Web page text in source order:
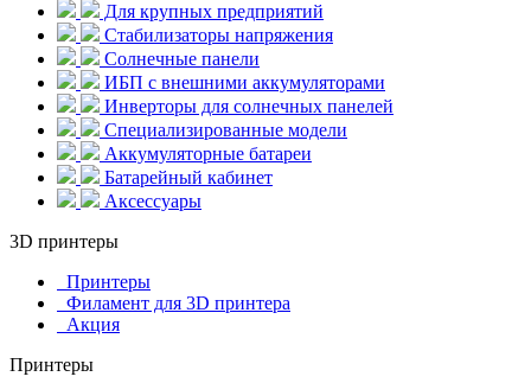
Для крупных предприятий
Стабилизаторы напряжения
Солнечные панели
ИБП с внешними аккумуляторами
Инверторы для солнечных панелей
Специализированные модели
Аккумуляторные батареи
Батарейный кабинет
Аксессуары
3D принтеры
Принтеры
Филамент для 3D принтера
Акция
Принтеры